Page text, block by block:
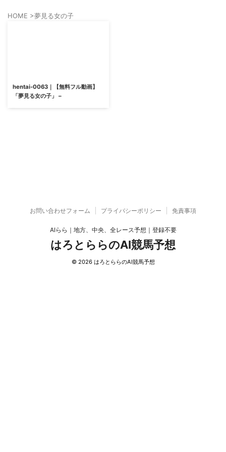
HOME >夢見る女の子
hentai-0063｜【無料フル動画】
「夢見る女の子」 –
お問い合わせフォーム プライバシーポリシー 免責事項
AIらら｜地方、中央、全レース予想｜登録不要
はろとららのAI競馬予想
© 2026 はろとららのAI競馬予想